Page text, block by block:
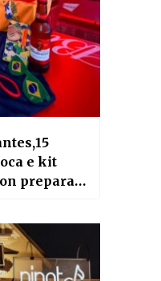
e kit
prepara